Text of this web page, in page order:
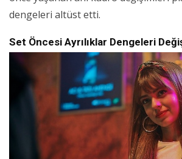
dengeleri altüst etti.
Set Öncesi Ayrılıklar Dengeleri